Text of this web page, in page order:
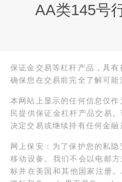
AA类145号
保证金交易等杠杆产品，具
确保您在交易前完全了解可能
本网站上显示的任何信息仅
民提供保证金杠杆产品交易
决定交易或继续持有任何金
网上保安：为了保护您的私
移动设备。我们不会以电邮
标并在美国和其他国家注册